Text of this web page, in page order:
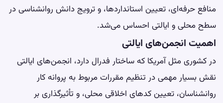
منافع حرفه‌ای، تعیین استانداردها، و ترویج دانش روانشناسی در
سطح محلی و ایالتی احساس می‌شد.
اهمیت انجمن‌های ایالتی
در کشوری مثل آمریکا که ساختار فدرال دارد، انجمن‌های ایالتی
نقش بسیار مهمی در تنظیم مقررات مربوط به پروانه کار
روانشناسان، تعیین کدهای اخلاقی محلی، و تأثیرگذاری بر